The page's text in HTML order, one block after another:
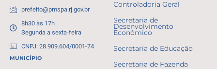
prefeito@pmspa.rj.gov.br
8h30 às 17h
Segunda a sexta-feira
CNPJ: 28.909.604/0001-74
MUNICÍPIO
Controladoria Geral
Secretaria de
Desenvolvimento
Econômico
Secretaria de Educação
Secretaria de Fazenda